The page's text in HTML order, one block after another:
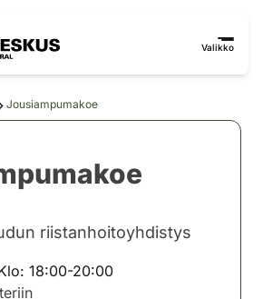
Valikko
Jousiampumakoe
riistanhoitoyhdistys
18:00-20:00